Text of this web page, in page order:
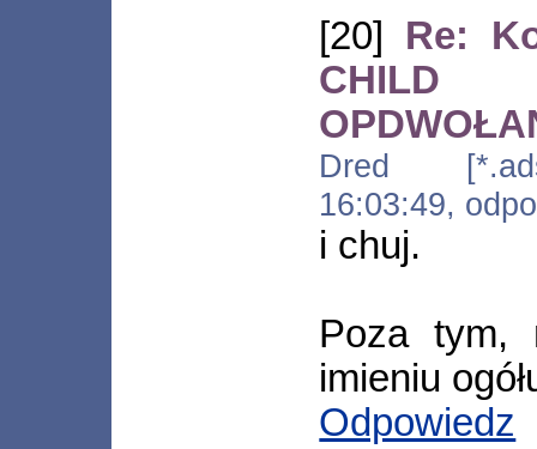
[20] Re:
CHILD
Dred
16:03:49,
i chuj.
Poza tym,
imieniu
Odpowiedz